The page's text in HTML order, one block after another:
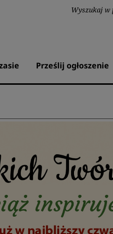
Prześlij ogłoszenie